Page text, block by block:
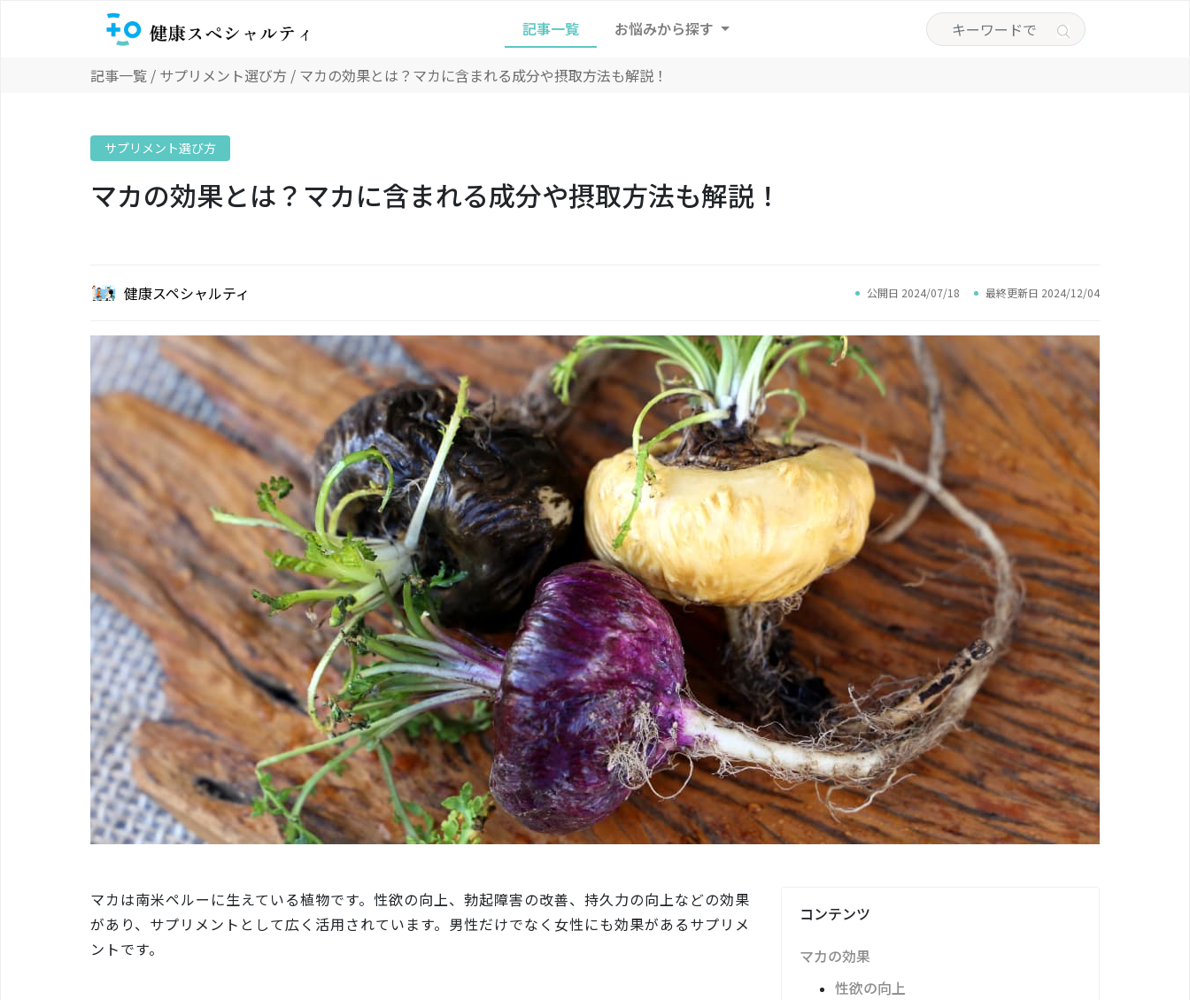
記事一覧 お悩みから探す
記事一覧 / サプリメント選び方 / マカの効果とは？マカに含まれる成分や摂取方法も解説！
サプリメント選び方
マカの効果とは？マカに含まれる成分や摂取方法も解説！
健康スペシャルティ 公開日 2024/07/18 最終更新日 2024/12/04
マカは南米ペルーに生えている植物です。性欲の向上、勃起障害の改善、持久力の向上などの効果
があり、サプリメントとして広く活用されています。男性だけでなく女性にも効果があるサプリメ
ントです。
コンテンツ
マカの効果
性欲の向上